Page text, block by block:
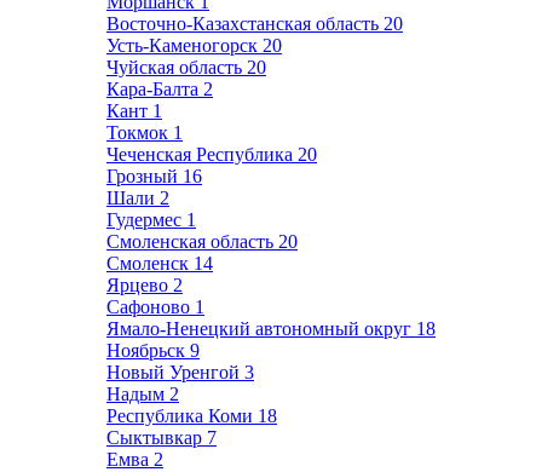
Восточно-Казахстанская область 20
Усть-Каменогорск 20
Чуйская область 20
Кара-Балта 2
Кант 1
Токмок 1
Чеченская Республика 20
Грозный 16
Шали 2
Гудермес 1
Смоленская область 20
Смоленск 14
Ярцево 2
Сафоново 1
Ямало-Ненецкий автономный округ 18
Ноябрьск 9
Новый Уренгой 3
Надым 2
Республика Коми 18
Сыктывкар 7
Емва 2